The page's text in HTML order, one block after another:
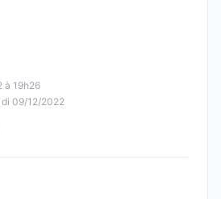
à 19h26
09/12/2022